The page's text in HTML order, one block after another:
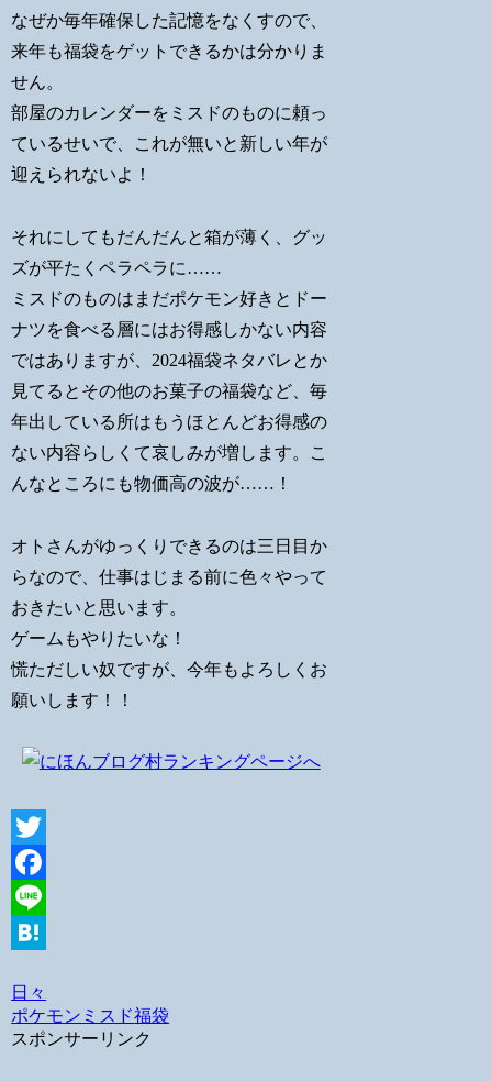
なぜか毎年確保した記憶をなくすので、
来年も福袋をゲットできるかは分かりま
せん。
部屋のカレンダーをミスドのものに頼っ
ているせいで、これが無いと新しい年が
迎えられないよ！
それにしてもだんだんと箱が薄く、グッ
ズが平たくペラペラに……
ミスドのものはまだポケモン好きとドー
ナツを食べる層にはお得感しかない内容
ではありますが、2024福袋ネタバレとか
見てるとその他のお菓子の福袋など、毎
年出している所はもうほとんどお得感の
ない内容らしくて哀しみが増します。こ
んなところにも物価高の波が……！
オトさんがゆっくりできるのは三日目か
らなので、仕事はじまる前に色々やって
おきたいと思います。
ゲームもやりたいな！
慌ただしい奴ですが、今年もよろしくお
願いします！！
Twitter
Facebook
Line
日々
ポケモン ミスド福袋
スポンサーリンク